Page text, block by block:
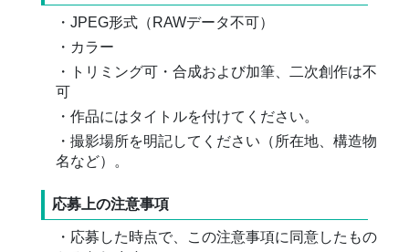
・JPEG形式（RAWデータ不可）
・カラー
・トリミング可・合成および加筆、二次創作は不
可
・作品にはタイトルを付けてください。
・撮影場所を明記してください（所在地、構造物
名など）。
応募上の注意事項
・応募した時点で、この注意事項に同意したもの